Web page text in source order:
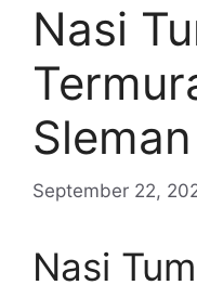
Nasi
Sleman
September 22,
Nasi